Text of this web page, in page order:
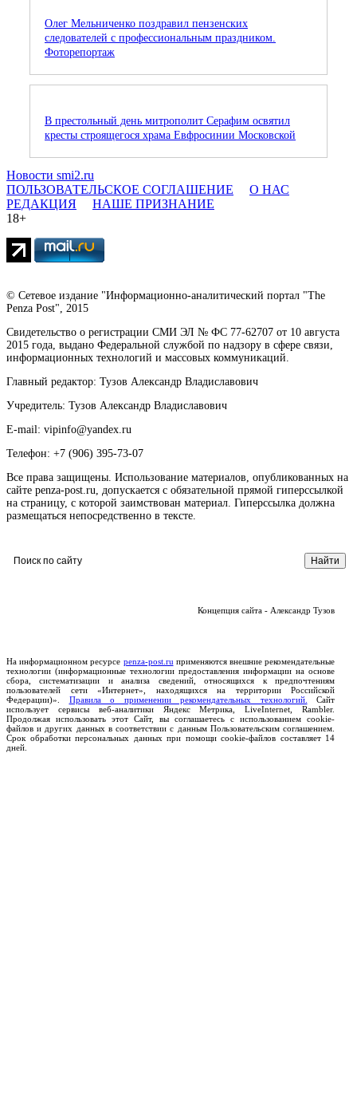
Олег Мельниченко поздравил пензенских
следователей с профессиональным праздником.
Фоторепортаж
В престольный день митрополит Серафим освятил
кресты строящегося храма Евфросинии Московской
Новости smi2.ru
ПОЛЬЗОВАТЕЛЬСКОЕ СОГЛАШЕНИЕ
О НАС
РЕДАКЦИЯ
НАШЕ ПРИЗНАНИЕ
18+
© Сетевое издание "Информационно-аналитический портал "The
Penza Post", 2015
Свидетельство о регистрации СМИ ЭЛ № ФС 77-62707 от 10 августа
2015 года, выдано Федеральной службой по надзору в сфере связи,
информационных технологий и массовых коммуникаций.
Главный редактор: Тузов Александр Владиславович
Учредитель: Тузов Александр Владиславович
E-mail: vipinfo@yandex.ru
Телефон: +7 (906) 395-73-07
Все права защищены. Использование материалов, опубликованных на
сайте penza-post.ru, допускается с обязательной прямой гиперссылкой
на страницу, с которой заимствован материал. Гиперссылка должна
размещаться непосредственно в тексте.
Концепция сайта - Александр Тузов
На информационном ресурсе penza-post.ru применяются внешние рекомендательные
технологии (информационные технологии предоставления информации на основе
сбора, систематизации и анализа сведений, относящихся к предпочтениям
пользователей сети «Интернет», находящихся на территории Российской
Федерации)». Правила о применении рекомендательных технологий.
Сайт
использует сервисы веб-аналитики Яндекс Метрика, LiveInternet, Rambler.
Продолжая использовать этот Сайт, вы соглашаетесь с использованием cookie-
файлов и других данных в соответствии с данным Пользовательским соглашением.
Срок обработки персональных данных при помощи cookie-файлов составляет 14
дней.